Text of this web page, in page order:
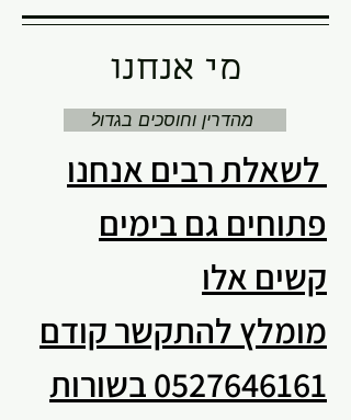
מי אנחנו
לשאלת רבים אנחנו
פתוחים גם בימים
קשים אלו
מומלץ להתקשר קודם
0527646161בשורות